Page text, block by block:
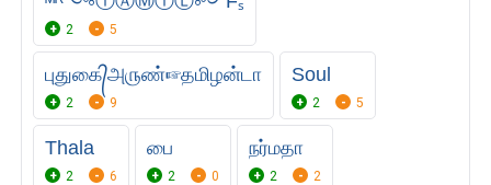
2 5
புதுகை᭄அ௫ண்☞தமிழன்டா
2 9
Soul
2 5
Thala
2 6
பை
2 0
நர்மதா
2 2